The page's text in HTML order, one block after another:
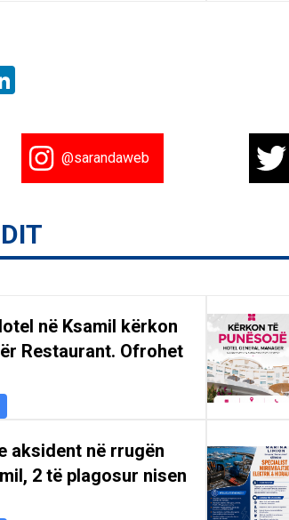
@sarandaweb
në Ksamil kërkon
Restaurant. Ofrohet
aksident në rrugën
2 të plagosur nisen